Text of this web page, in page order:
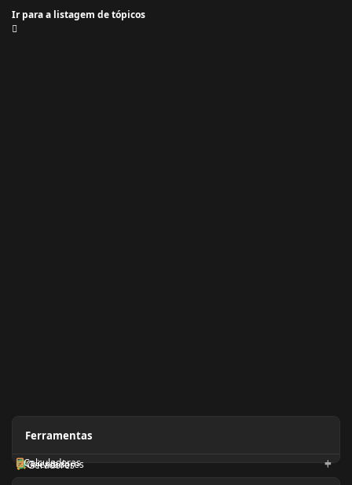
Ir para a listagem de tópicos
Ferramentas
Geradores
Orientadores
Calculadoras